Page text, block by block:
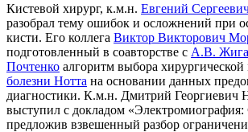
Кистевой хирург, к.м.н. Евгений
разобрал тему ошибок и осложнений при
кисти. Его коллега Виктор Викторович
подготовленный в соавторстве с А.В.
Почтенко алгоритм выбора
болезни Нотта на основании данных
диагностики. К.м.н. Дмитрий Георгиевич
выступил с докладом «Электромиография:
предложив взвешенный разбор